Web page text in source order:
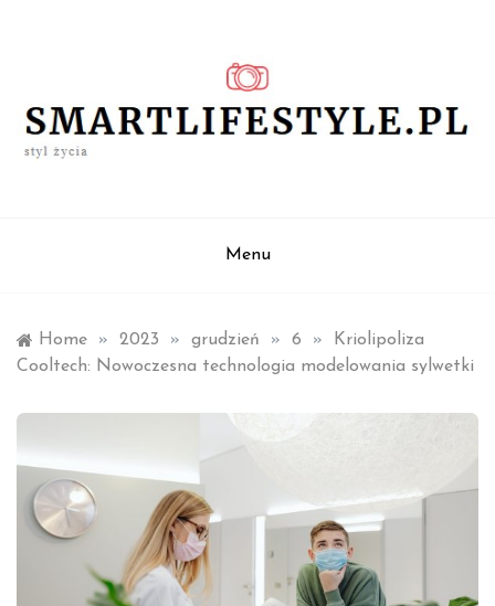
Menu
Home » 2023 » grudzień » 6 »
Kriolipoliza
Cooltech: Nowoczesna technologia modelowania sylwetki